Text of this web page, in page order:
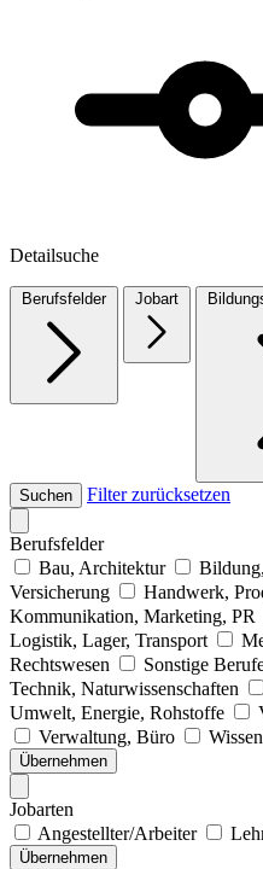
Detailsuche
Berufsfelder Jobart
Suchen Filter zurücksetzen
Berufsfelder
Bau, Architektur
Versicherung
Handwerk,
Kommunikation, Marketing, PR
Logistik, Lager, Transport
Rechtswesen
Sonstige
Technik, Naturwissenschaften
Umwelt, Energie, Rohstoffe
Verwaltung, Büro
Übernehmen
Jobarten
Angestellter/Arbeiter
Übernehmen